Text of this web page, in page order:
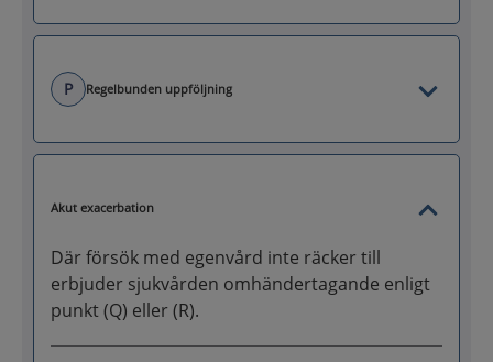
P Regelbunden uppföljning
Akut exacerbation
Där försök med egenvård inte räcker till
erbjuder sjukvården omhändertagande enligt
punkt (Q) eller (R).